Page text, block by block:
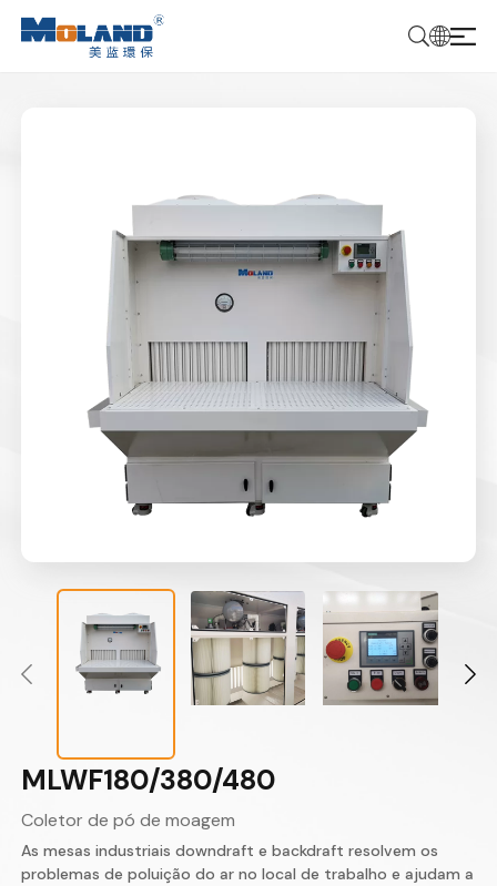
MLWF180/380/480
Coletor de pó de moagem
As mesas industriais downdraft e backdraft resolvem os
problemas de poluição do ar no local de trabalho e ajudam a